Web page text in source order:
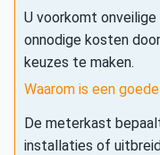
U voorkomt
onnodige kosten
keuzes te maken.
Waarom is een
De meterkast
installaties of